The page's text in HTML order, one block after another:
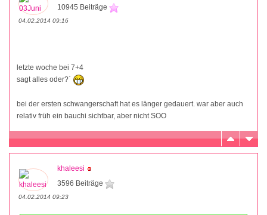
10945 Beiträge
04.02.2014 09:16
letzte woche bei 7+4
sagt alles oder?`
bei der ersten schwangerschaft hat es länger gedauert. war aber auch
relativ früh ein bauchi sichtbar, aber nicht SOO
khaleesi
3596 Beiträge
04.02.2014 09:23